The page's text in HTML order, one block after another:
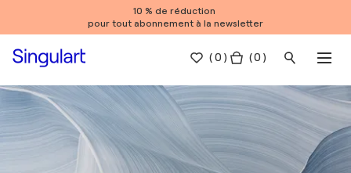
10 % de réduction
pour tout abonnement à la newsletter
(0 ) ( 0 )